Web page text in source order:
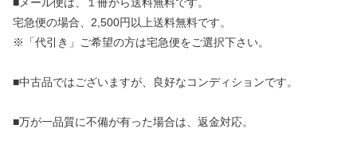
宅急便の場合、2,500円以上送料無料です。
※「代引き」ご希望の方は宅急便をご選択下さい。
■中古品ではございますが、良好なコンディションです。
■万が一品質に不備が有った場合は、返金対応。